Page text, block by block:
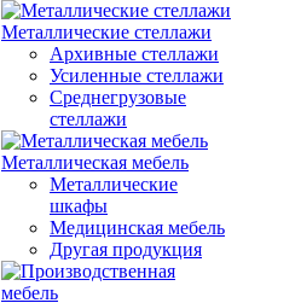
Металлические стеллажи
Архивные стеллажи
Усиленные стеллажи
Среднегрузовые
стеллажи
Металлическая мебель
Металлические
шкафы
Медицинская мебель
Другая продукция